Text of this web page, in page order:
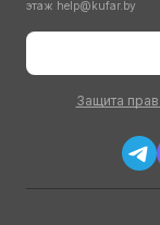
этаж help@kufar.by
Защита